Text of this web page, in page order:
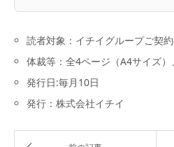
読者対象：イチイグループご契
体裁等：全4ページ（A4サイズ
発行日:毎月10日
発行：株式会社イチイ